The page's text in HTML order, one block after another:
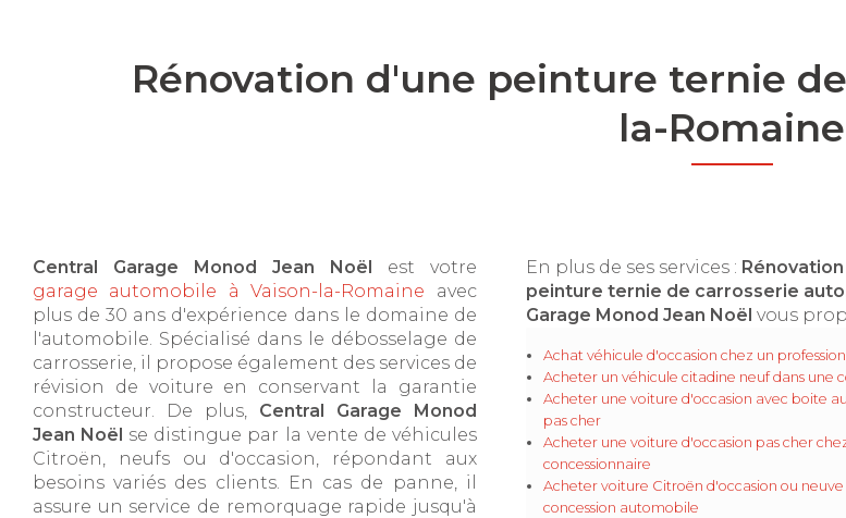
Rénovation d'une peinture ternie
la-Romaine
Central Garage Monod Jean Noël est votre
garage automobile à Vaison-la-Romaine avec
plus de 30 ans d'expérience dans le domaine de
l'automobile. Spécialisé dans le débosselage de
carrosserie, il propose également des services de
révision de voiture en conservant la garantie
constructeur. De plus, Central Garage Monod
Jean Noël se distingue par la vente de véhicules
Citroën, neufs ou d'occasion, répondant aux
besoins variés des clients. En cas de panne, il
assure un service de remorquage rapide jusqu'à
En plus de ses services :
peinture ternie de carrosserie
Garage Monod Jean Noël vous
Achat véhicule d'occasion chez un
Acheter un véhicule citadine neuf dans une
Acheter une voiture d'occasion avec boite
pas cher
Acheter une voiture d'occasion pas cher
concessionnaire
Acheter voiture Citroën d'occasion ou neuve
concession automobile